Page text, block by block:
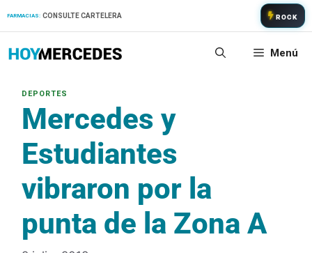
FARMACIAS: CONSULTE CARTELERA ROCK
Menú
Mercedes y
Estudiantes
vibraron por la
punta de la Zona A